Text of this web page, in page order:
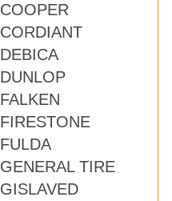
COOPER
CORDIANT
DEBICA
DUNLOP
FALKEN
FIRESTONE
FULDA
GENERAL TIRE
GISLAVED